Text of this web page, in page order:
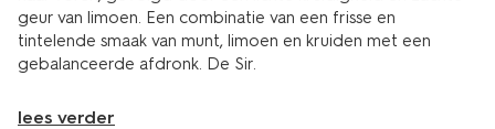
geur van limoen. Een combinatie van een frisse en
tintelende smaak van munt, limoen en kruiden met een
gebalanceerde afdronk. De Sir.
lees verder